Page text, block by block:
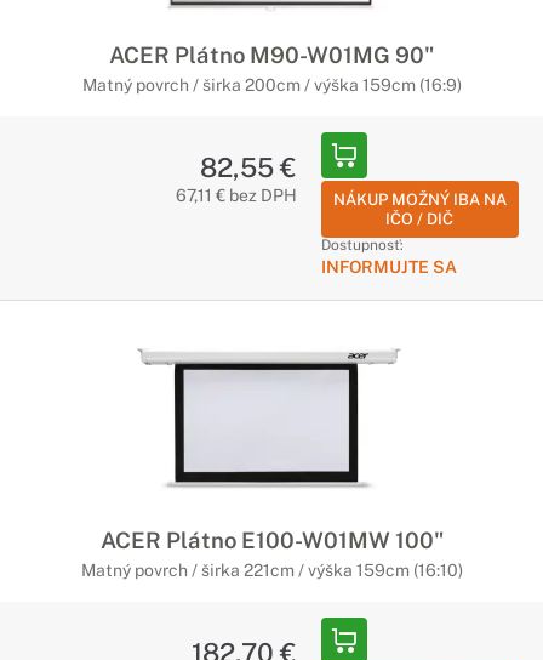
ACER Plátno M90-W01MG 90"
Matný povrch / širka 200cm / výška 159cm (16:9)
82,55 €
67,11 € bez DPH
NÁKUP MOŽNÝ IBA NA
IČO / DIČ
Dostupnosť:
INFORMUJTE SA
ACER Plátno E100-W01MW 100"
Matný povrch / širka 221cm / výška 159cm (16:10)
182,70 €